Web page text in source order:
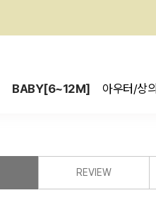
BABY[6~12M] 아우터/상의
REVIEW